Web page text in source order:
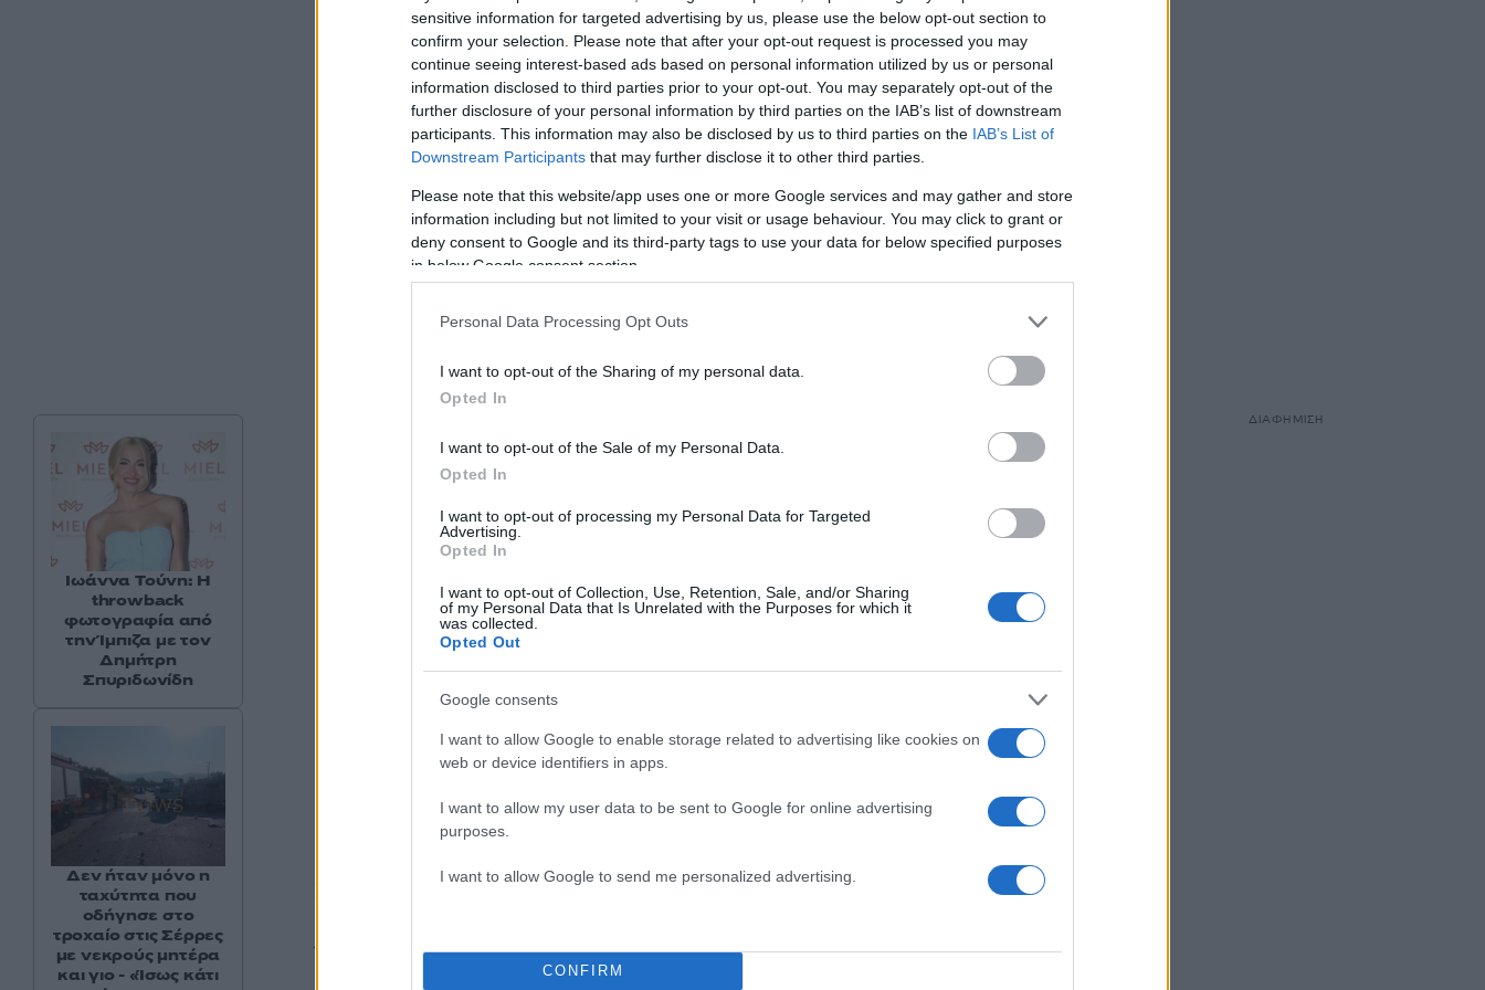
sensitive information for targeted advertising by us, please use the below opt-out section to
confirm your selection. Please note that after your opt-out request is processed you may
continue seeing interest-based ads based on personal information utilized by us or personal
information disclosed to third parties prior to your opt-out. You may separately opt-out of the
further disclosure of your personal information by third parties on the IAB’s list of downstream
participants. This information may also be disclosed by us to third parties on the IAB’s List of
Downstream Participants that may further disclose it to other third parties.
Please note that this website/app uses one or more Google services and may gather and store
information including but not limited to your visit or usage behaviour. You may click to grant or
deny consent to Google and its third-party tags to use your data for below specified purposes
in below Google consent section.
Personal Data Processing Opt Outs
I want to opt-out of the Sharing of my personal data.
Opted In
I want to opt-out of the Sale of my Personal Data.
Opted In
I want to opt-out of processing my Personal Data for Targeted
Advertising.
Opted In
I want to opt-out of Collection, Use, Retention, Sale, and/or Sharing
of my Personal Data that Is Unrelated with the Purposes for which it
was collected.
Opted Out
Google consents
I want to allow Google to enable storage related to advertising like cookies on
web or device identifiers in apps.
I want to allow my user data to be sent to Google for online advertising
purposes.
I want to allow Google to send me personalized advertising.
CONFIRM
Επιστροφή Κιλιτσντάρογλου
Μετά τη δικαστική απόφαση, προβλέπεται αναδιάταξη της κομματικής ηγεσίας.
Σύμφωνα με το σκεπτικό της υπόθεσης, τίθενται εκτός καθηκόντων ο
του Συμβουλίου του Κόμματος και του Ανώτατου Πειθαρχικού Συμβουλίου.
Ιωάννα Τούνη: Η
throwback
φωτογραφία από
την Ίμπιζα με τον
Δημήτρη
Σπυριδωνίδη
Δεν ήταν μόνο η
ταχύτητα που
οδήγησε στο
τροχαίο στις Σέρρες
με νεκρούς μητέρα
και γιο - «Ίσως κάτι
ΔΙΑΦΗΜΙΣΗ